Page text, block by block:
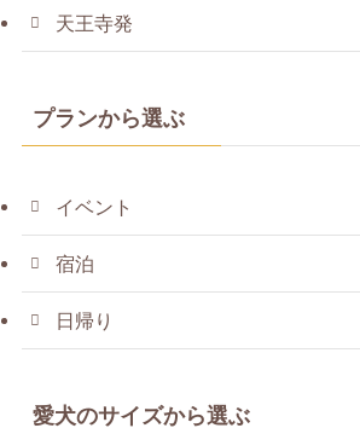
天王寺発
プランから選ぶ
イベント
宿泊
日帰り
愛犬のサイズから選ぶ